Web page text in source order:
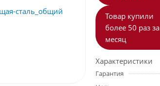
Товар купили
более 50 раз за
месяц
Характеристики
Гарантия